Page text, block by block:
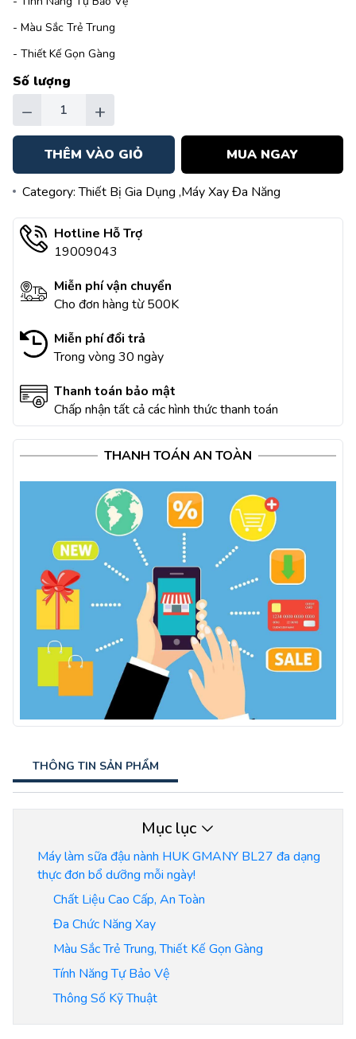
- Màu Sắc Trẻ Trung
- Thiết Kế Gọn Gàng
Số lượng
− +
THÊM VÀO GIỎ MUA NGAY
Category:Thiết Bị Gia Dụng ,Máy Xay Đa Năng
Hotline Hỗ Trợ
19009043
Miễn phí vận chuyển
Cho đơn hàng từ 500K
Miễn phí đổi trả
Trong vòng 30 ngày
Thanh toán bảo mật
Chấp nhận tất cả các hình thức thanh toán
THANH TOÁN AN TOÀN
THÔNG TIN SẢN PHẨM
Mục lục
Máy làm sữa đậu nành HUK GMANY BL27 đa dạng
thực đơn bổ dưỡng mỗi ngày!
Chất Liệu Cao Cấp, An Toàn
Đa Chức Năng Xay
Màu Sắc Trẻ Trung, Thiết Kế Gọn Gàng
Tính Năng Tự Bảo Vệ
Thông Số Kỹ Thuật